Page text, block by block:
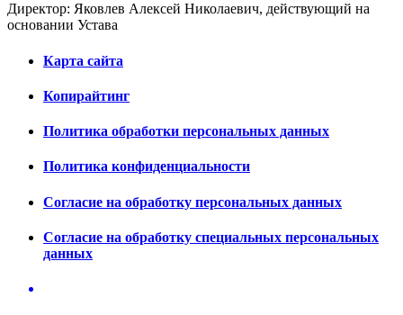
Директор: Яковлев Алексей Николаевич, действующий на
основании Устава
Карта сайта
Копирайтинг
Политика обработки персональных данных
Политика конфиденциальности
Согласие на обработку персональных данных
Согласие на обработку специальных персональных
данных